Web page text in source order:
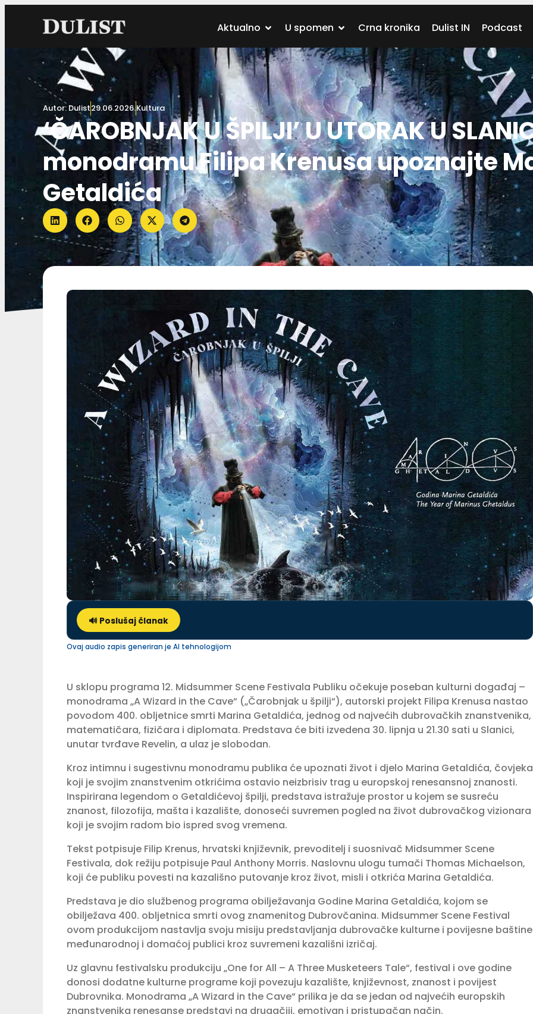
Aktualno U spomen Crna kronika Dulist IN Podcast
Autor:Dulist29.06.2026.Kultura
‘ČAROBNJAK U ŠPILJI’ U UTORAK U
monodramu Filipa Krenusa upoznajte
Getaldića
🔊 Poslušaj članak
Ovaj audio zapis generiran je AI tehnologijom
U sklopu programa 12. Midsummer Scene Festivala Publiku očekuje poseban kulturni događaj –
monodrama „A Wizard in the Cave“ („Čarobnjak u špilji“), autorski projekt Filipa Krenusa nastao
povodom 400. obljetnice smrti Marina Getaldića, jednog od najvećih dubrovačkih znanstvenika,
matematičara, fizičara i diplomata. Predstava će biti izvedena 30. lipnja u 21.30 sati u Slanici,
unutar tvrđave Revelin, a ulaz je slobodan.
Kroz intimnu i sugestivnu monodramu publika će upoznati život i djelo Marina Getaldića, čovjeka
koji je svojim znanstvenim otkrićima ostavio neizbrisiv trag u europskoj renesansnoj znanosti.
Inspirirana legendom o Getaldićevoj špilji, predstava istražuje prostor u kojem se susreću
znanost, filozofija, mašta i kazalište, donoseći suvremen pogled na život dubrovačkog vizionara
koji je svojim radom bio ispred svog vremena.
Tekst potpisuje Filip Krenus, hrvatski književnik, prevoditelj i suosnivač Midsummer Scene
Festivala, dok režiju potpisuje Paul Anthony Morris. Naslovnu ulogu tumači Thomas Michaelson,
koji će publiku povesti na kazališno putovanje kroz život, misli i otkrića Marina Getaldića.
Predstava je dio službenog programa obilježavanja Godine Marina Getaldića, kojom se
obilježava 400. obljetnica smrti ovog znamenitog Dubrovčanina. Midsummer Scene Festival
ovom produkcijom nastavlja svoju misiju predstavljanja dubrovačke kulturne i povijesne baštine
međunarodnoj i domaćoj publici kroz suvremeni kazališni izričaj.
Uz glavnu festivalsku produkciju „One for All – A Three Musketeers Tale“, festival i ove godine
donosi dodatne kulturne programe koji povezuju kazalište, književnost, znanost i povijest
Dubrovnika. Monodrama „A Wizard in the Cave“ prilika je da se jedan od najvećih europskih
znanstvenika renesanse predstavi na drugačiji, emotivan i pristupačan način.